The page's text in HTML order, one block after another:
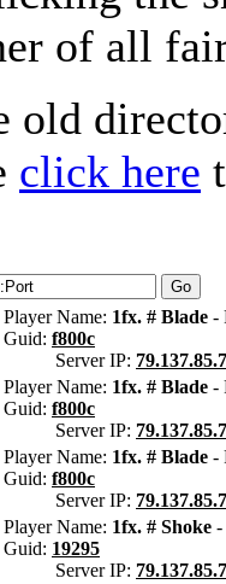
of all
old
click here
Player Name: 1fx. # Blade -
Guid: f800c
Server IP:
Player Name: 1fx. # Blade -
Guid: f800c
Server IP:
Player Name: 1fx. # Blade -
Guid: f800c
Server IP:
Player Name: 1fx. # Shoke -
Guid: 19295
Server IP: